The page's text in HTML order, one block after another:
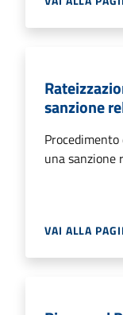
sanzione
una sanzione
VAI ALLA